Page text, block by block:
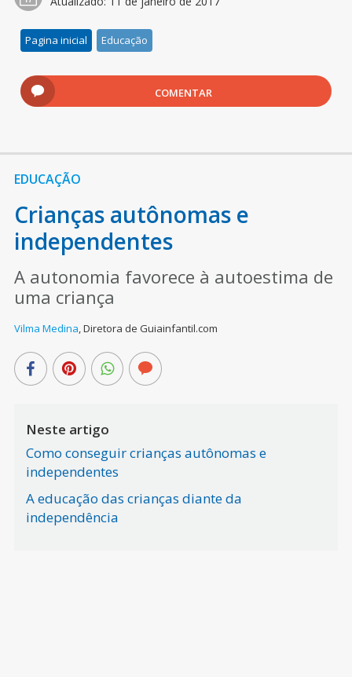
Pagina inicial Educação
COMENTAR
EDUCAÇÃO
Crianças autônomas e
independentes
A autonomia favorece à autoestima de
uma criança
Vilma Medina,Diretora de Guiainfantil.com
Neste artigo
Como conseguir crianças autônomas e
independentes
A educação das crianças diante da
independência